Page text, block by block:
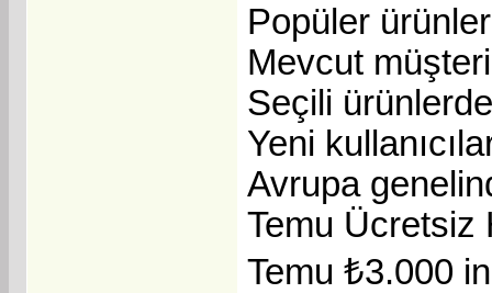
Popüler
Mevcut
Seçili
Yeni
Avrupa
Temu Ücretsiz
Temu ₺3.000